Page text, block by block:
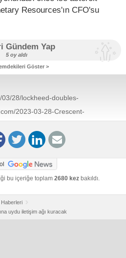
Resources'ın CFO'su
Gündem Yap
5 oy aldı
Göster >
28/lockheed-doubles-
2023-03-28-Crescent-
to-a-Growing-Lunar-
bu içeriğe toplam 2680 kez bakıldı.
Haberleri
uydu iletişim ağı kuracak